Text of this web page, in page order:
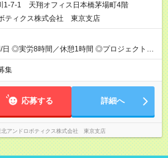
1-7-1 天翔オフィス日本橋茅場町4階
ティクス株式会社 東京支店
日 ◎実労8時間／休憩1時間 ◎プロジェクトに
集
応募する 詳細へ
北アンドロボティクス株式会社 東京支店